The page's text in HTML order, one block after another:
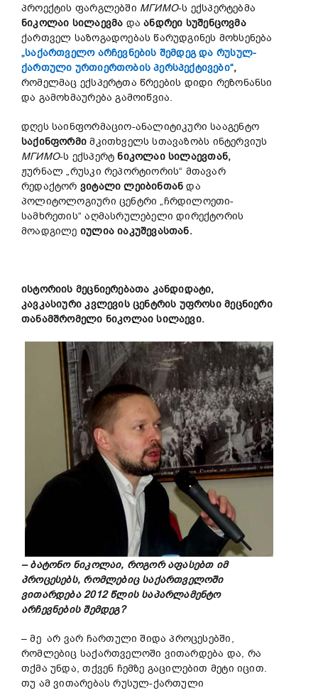
პროექტის ფარგლებში МГИМО-ს ექსპერტებმა
ნიკოლაი სილაევმა დაანდრეი სუშენცოვმა
ქართველ საზოგადოებას წარუდგინეს მოხსენება
„საქართველო არჩევნების შემდეგ და რუსულ-
ქართული ურთიერთობის პერსპექტივები“,
რომელმაც ექსპერტთა წრეების დიდი რეზონანსი
და გამოხმაურება გამოიწვია.
დღეს საინფორმაციო-ანალიტიკური სააგენტო
საქინფორმი მკითხველს სთავაზობს ინტერვიუს
МГИМО-ს ექსპერტნიკოლაი სილაევთან,
ჟურნალ „რუსკი რეპორტიორის“ მთავარ
რედაქტორ ვიტალი ლეიბინთანდა
პოლიტოლოგიური ცენტრი „ჩრდილოეთი-
სამხრეთის“ აღმასრულებელი დირექტორის
მოადგილე იულია იაკუშევასთან.
ისტორიის მეცნიერებათა კანდიდატი,
კავკასიური კვლევის ცენტრის უფროსი მეცნიერი
თანამშრომელი ნიკოლაი სილაევი.
– ბატონო ნიკოლაი, როგორ აფასებთ იმ
პროცესებს, რომლებიც საქართველოში
ვითარდება 2012 წლის საპარლამენტო
არჩევნების შემდეგ?
– მე არ ვარ ჩართული შიდა პროცესებში,
რომლებიც საქართველოში ვითარდება და, რა
თქმა უნდა, თქვენ ჩემზე გაცილებით მეტი იცით.
თუ ამ ვითარებას რუსულ-ქართული